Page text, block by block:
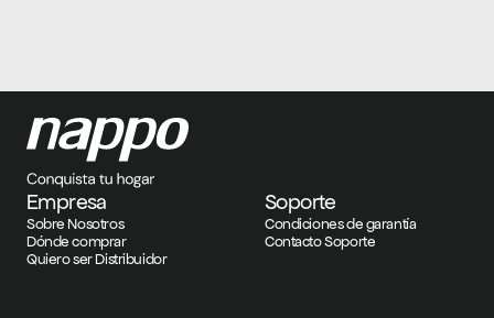
Empresa
Sobre Nosotros
Dónde comprar
Quiero ser Distribuidor
Soporte
Condiciones de garantía
Contacto Soporte